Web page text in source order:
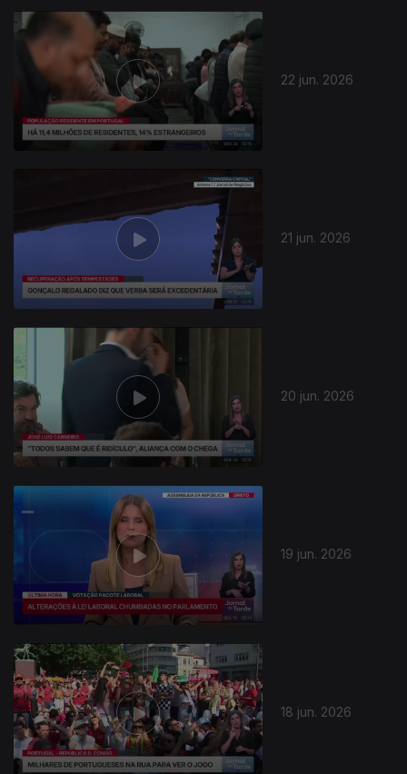
22 jun. 2026
21 jun. 2026
20 jun. 2026
19 jun. 2026
18 jun. 2026